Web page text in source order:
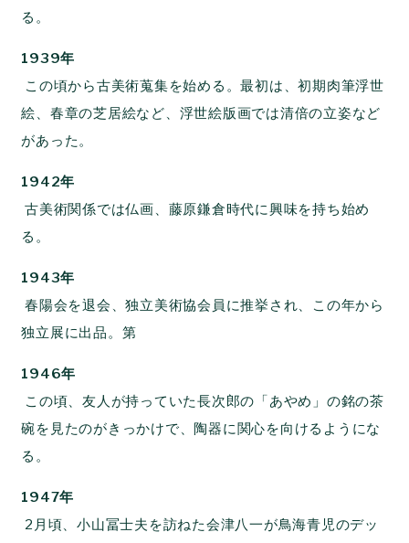
る。
1939年
この頃から古美術蒐集を始める。最初は、初期肉筆浮世
絵、春章の芝居絵など、浮世絵版画では清倍の立姿など
があった。
1942年
古美術関係では仏画、藤原鎌倉時代に興味を持ち始め
る。
1943年
春陽会を退会、独立美術協会員に推挙され、この年から
独立展に出品。第
1946年
この頃、友人が持っていた長次郎の「あやめ」の銘の茶
碗を見たのがきっかけで、陶器に関心を向けるようにな
る。
1947年
2月頃、小山冨士夫を訪ねた会津八一が鳥海青児のデッ